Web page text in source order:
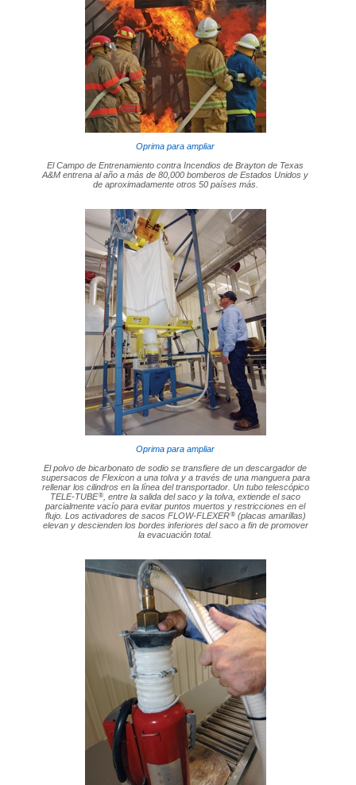
Oprima para ampliar
El Campo de Entrenamiento contra Incendios de Brayton de Texas
A&M entrena al año a más de 80,000 bomberos de Estados Unidos y
de aproximadamente otros 50 países más.
Oprima para ampliar
El polvo de bicarbonato de sodio se transfiere de un descargador de
supersacos de Flexicon a una tolva y a través de una manguera para
rellenar los cilindros en la línea del transportador. Un tubo telescópico
TELE-TUBE®
, entre la salida del saco y la tolva, extiende el saco
parcialmente vacío para evitar puntos muertos y restricciones en el
flujo. Los activadores de sacos FLOW-FLEXER®(placas amarillas)
elevan y descienden los bordes inferiores del saco a fin de promover
la evacuación total.